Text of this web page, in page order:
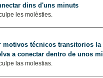
dins d'uns minuts
les molèsties.
motivos técnicos transitorios
a conectar dentro de unos
las molestias.